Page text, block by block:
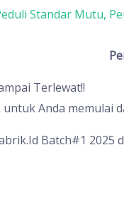
Standar Mutu,
Terlewat!!
Anda memulai
Batch#1 2025